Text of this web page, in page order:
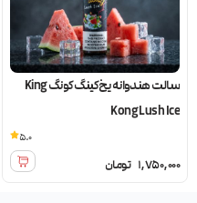
سالت هندوانه یخ کینگ کونگ King
Kong Lush Ice
1,750,000 تومان
5.0